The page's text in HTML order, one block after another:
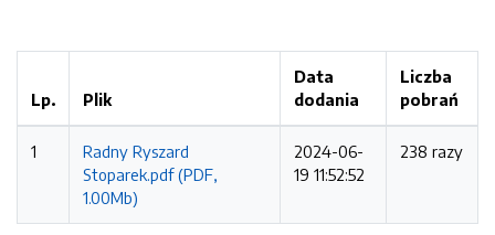
Lp. Plik
Data
dodania
Liczba
pobrań
1
Radny Ryszard
Stoparek.pdf (PDF,
1.00Mb)
2024-06-
19 11:52:52
238 razy